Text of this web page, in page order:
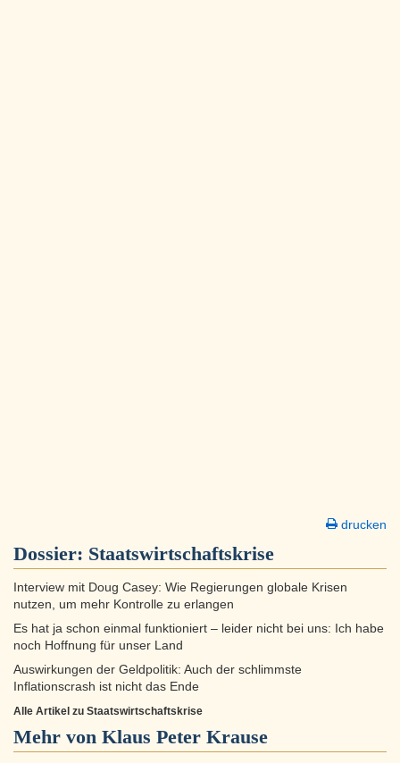
drucken
Dossier: Staatswirtschaftskrise
Interview mit Doug Casey: Wie Regierungen globale Krisen
nutzen, um mehr Kontrolle zu erlangen
Es hat ja schon einmal funktioniert – leider nicht bei uns: Ich habe
noch Hoffnung für unser Land
Auswirkungen der Geldpolitik: Auch der schlimmste
Inflationscrash ist nicht das Ende
Alle Artikel zu Staatswirtschaftskrise
Mehr von Klaus Peter Krause